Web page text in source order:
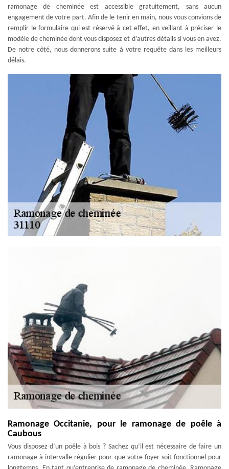
ramonage de cheminée est accessible gratuitement, sans aucun
engagement de votre part. Afin de le tenir en main, nous vous convions de
remplir le formulaire qui est réservé à cet effet, en veillant à préciser le
modèle de cheminée dont vous disposez et d’autres détails si vous en avez.
De notre côté, nous donnerons suite à votre requête dans les meilleurs
délais.
Ramonage Occitanie, pour le ramonage de poêle à
Caubous
Vous disposez d’un poêle à bois ? Sachez qu’il est nécessaire de faire un
ramonage à intervalle régulier pour que votre foyer soit fonctionnel pour